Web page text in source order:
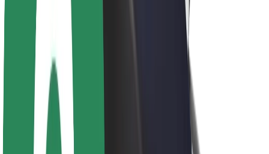
Penduan penjenamaan
Hubungan pelabur
Kepimpinan
Jenama
Media
Dana Bandar
Keselamatan